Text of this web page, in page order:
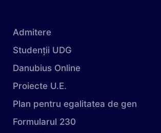
Admitere
Studenții UDG
Danubius Online
Proiecte U.E.
Plan pentru egalitatea de gen
Formularul 230